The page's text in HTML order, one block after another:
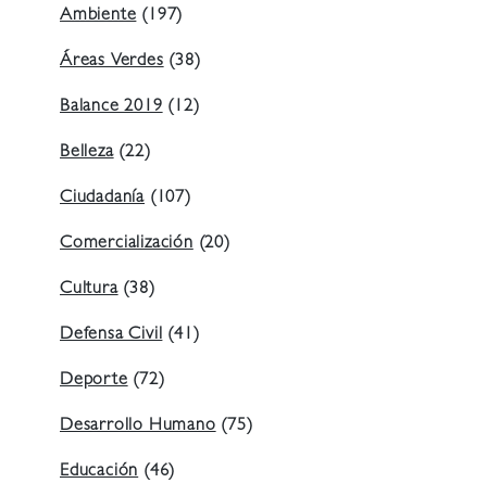
Ambiente (197)
Áreas Verdes (38)
Balance 2019 (12)
Belleza(22)
Ciudadanía (107)
Comercialización (20)
Cultura(38)
Defensa Civil (41)
Deporte (72)
Desarrollo Humano (75)
Educación (46)